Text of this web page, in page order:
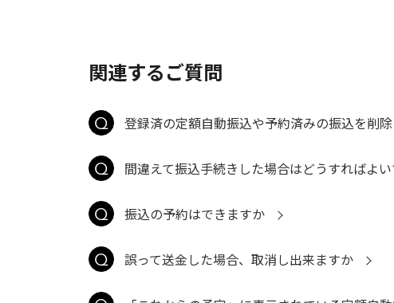
関連するご質問
登録済の定額自動振込や予約済みの振込を削
間違えて振込手続きした場合はどうすればよ
振込の予約はできますか
誤って送金した場合、取消し出来ますか